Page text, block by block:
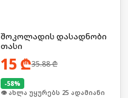
შოკოლადის დასადნობი
თასი
15 ₾35.88₾
-58%
🛒 ბოლო 24სთ-ში იყიდა 39-მა